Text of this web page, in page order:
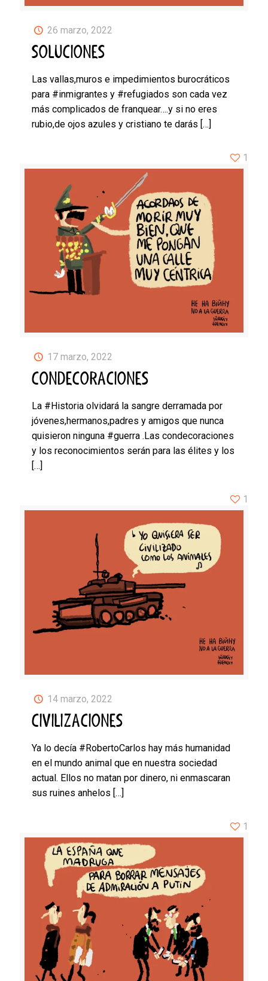
26 marzo, 2022
SOLUCIONES
Las vallas,muros e impedimientos burocráticos
para #inmigrantes y #refugiados son cada vez
más complicados de franquear….y si no eres
rubio,de ojos azules y cristiano te darás […]
17 marzo, 2022
CONDECORACIONES
La #Historia olvidará la sangre derramada por
jóvenes,hermanos,padres y amigos que nunca
quisieron ninguna #guerra .Las condecoraciones
y los reconocimientos serán para las élites y los
[…]
1
14 marzo, 2022
CIVILIZACIONES
Ya lo decía #RobertoCarlos hay más humanidad
en el mundo animal que en nuestra sociedad
actual. Ellos no matan por dinero, ni enmascaran
sus ruines anhelos […]
1
1